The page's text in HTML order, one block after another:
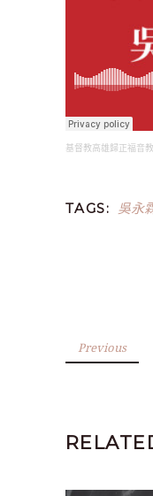
基督教高雄歸正福音
TAGS: 吳永
Previous